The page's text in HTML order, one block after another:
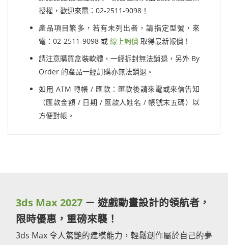
授權，歡迎來電：02-2511-9098！
產品項目繁多，若有未列出者，請指定型號，來
電：02-2511-9098 或 線上詢價 取得最新報價！
請注意購買盒裝軟體，一經拆封無法銷退，另外 By
Order 的產品一經訂購亦無法銷退。
如用 ATM 轉帳 / 匯款：匯款後請來電或來信告知
（匯款金額 / 日期 / 匯款人姓名 / 帳號末五碼）以
方便對帳。
3ds Max 2027 － 遊戲動畫設計的領航者，
限時優惠，重磅來襲！
3ds Max 令人驚艷的建模能力，輕鬆創作屬於自己的夢